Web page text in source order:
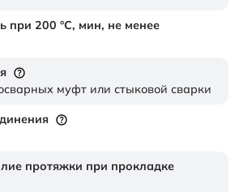
при 200 °С, мин, не менее
муфт или стыковой сварки
протяжки при прокладке